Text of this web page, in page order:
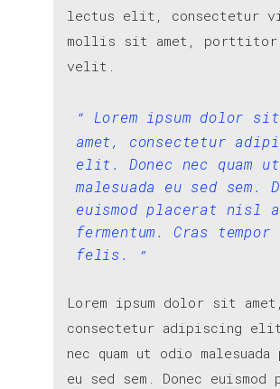
lectus elit, consectetur
mollis sit amet, porttitor
velit.
Lorem ipsum dolor sit
amet, consectetur
elit. Donec nec quam
malesuada eu sed sem.
euismod placerat nisl
fermentum. Cras tempor
felis.
Lorem ipsum dolor sit amet,
consectetur adipiscing
nec quam ut odio malesuada
eu sed sem. Donec euismod